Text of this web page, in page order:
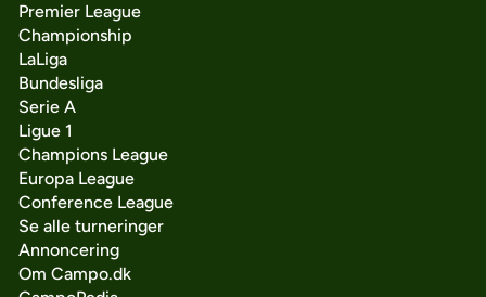
Premier League
Championship
LaLiga
Bundesliga
Serie A
Ligue 1
Champions League
Europa League
Conference League
Se alle turneringer
Annoncering
Om Campo.dk